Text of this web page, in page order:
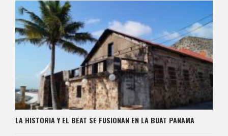
LA HISTORIA Y EL BEAT SE FUSIONAN EN LA BUAT PANAMA